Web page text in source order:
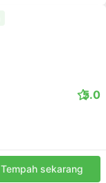
5.0
Tempah sekarang